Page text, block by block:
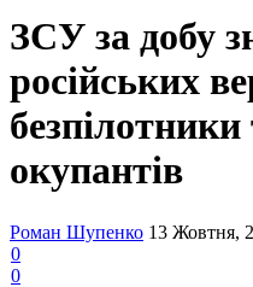
ЗСУ за добу
російських
безпілотники
окупантів
Роман Шупенко 13 Жовтня,
0
0